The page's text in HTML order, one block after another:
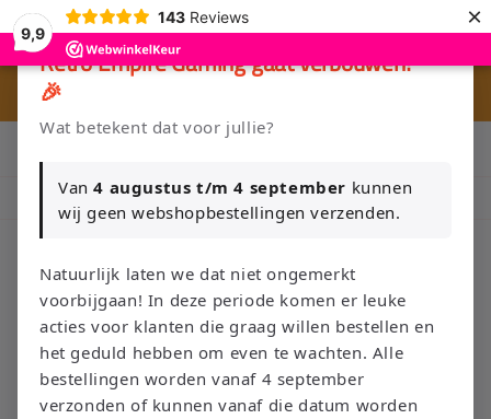
9,9
143 Reviews ×
passer
au
contenu
Klik Hier en Verkoop je Game of TCG collectie aan Retro Empire
Nieuw: zoek je Magic-deck automatisch op in onze voorraad.
Retro Empire Gaming gaat verbouwen!
🎉
Wat betekent dat voor jullie?
Van4 augustus t/m 4 september kunnen
wij geen webshopbestellingen verzenden.
Natuurlijk laten we dat niet ongemerkt
voorbijgaan! In deze periode komen er leuke
acties voor klanten die graag willen bestellen en
het geduld hebben om even te wachten. Alle
bestellingen worden vanaf 4 september
verzonden of kunnen vanaf die datum worden